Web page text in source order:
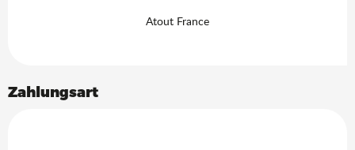
Atout France
Zahlungsart